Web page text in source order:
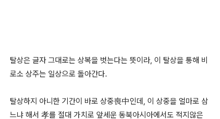
탈상은 글자 그대로는 상복을 벗는다는 뜻이라, 이 탈상을 통해 비
로소 상주는 일상으로 돌아간다.
탈상하지 아니한 기간이 바로 상중喪中인데, 이 상중을 얼마로 삼
느냐 해서 孝를 절대 가치로 앞세운 동북아시아에서도 적지않은